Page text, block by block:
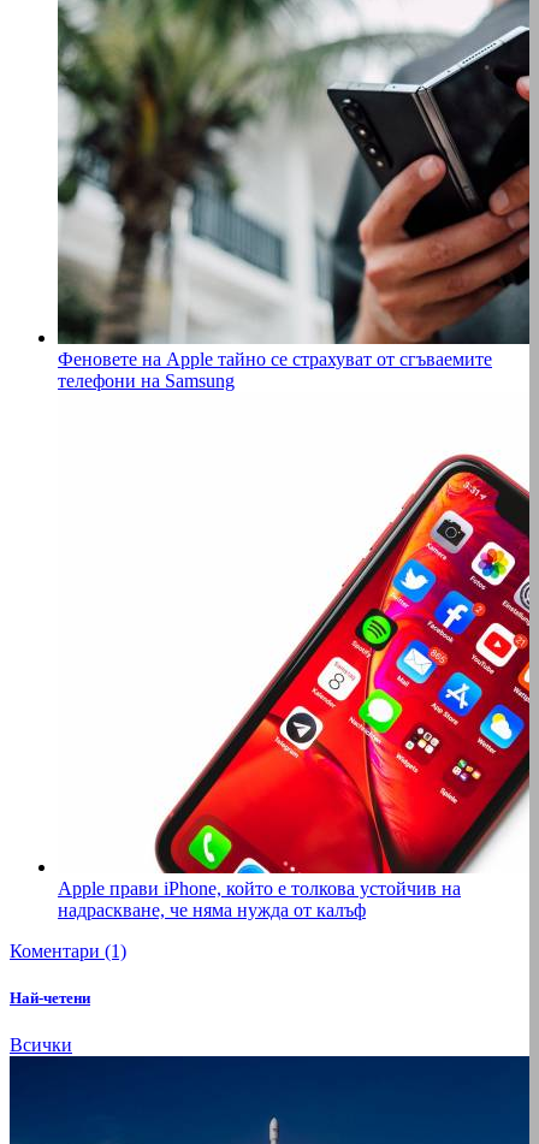
Феновете на Apple тайно се страхуват от сгъваемите
телефони на Samsung
Apple прави iPhone, който е толкова устойчив на
надраскване, че няма нужда от калъф
Коментари (1)
Най-четени
Всички